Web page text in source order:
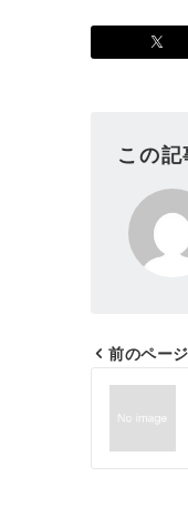
この
投
ナ
前のページ